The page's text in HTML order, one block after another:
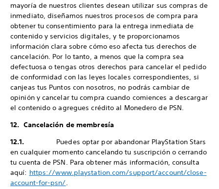
mayoría de nuestros clientes desean utilizar sus compras de
inmediato, diseñamos nuestros procesos de compra para
obtener tu consentimiento para la entrega inmediata de
contenido y servicios digitales, y te proporcionamos
información clara sobre cómo eso afecta tus derechos de
cancelación. Por lo tanto, a menos que la compra sea
defectuosa o tengas otros derechos para cancelar el pedido
de conformidad con las leyes locales correspondientes, si
canjeas tus Puntos con nosotros, no podrás cambiar de
opinión y cancelar tu compra cuando comiences a descargar
el contenido o agregues crédito al Monedero de PSN.
12. Cancelación de membresía
12.1. Puedes optar por abandonar PlayStation Stars
en cualquier momento cancelando tu suscripción o cerrando
tu cuenta de PSN. Para obtener más información, consulta
aquí: https://www.playstation.com/support/account/close-
account-for-psn/.